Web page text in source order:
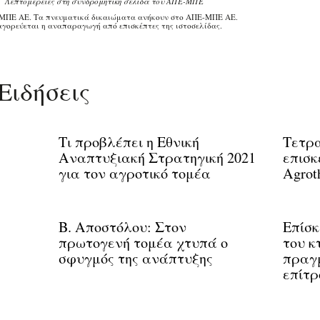
ΑΕ. Τα πνευματικά δικαιώματα ανήκουν στο ΑΠΕ-ΜΠΕ ΑΕ.
η αναπαραγωγή από επισκέπτες της ιστοσελίδας.
Τι προβλέπει η Εθνική
Αναπτυξιακή Στρατηγική 2021
για τον αγροτικό τομέα
Β. Αποστόλου: Στον
πρωτογενή τομέα χτυπά ο
σφυγμός της ανάπτυξης
του